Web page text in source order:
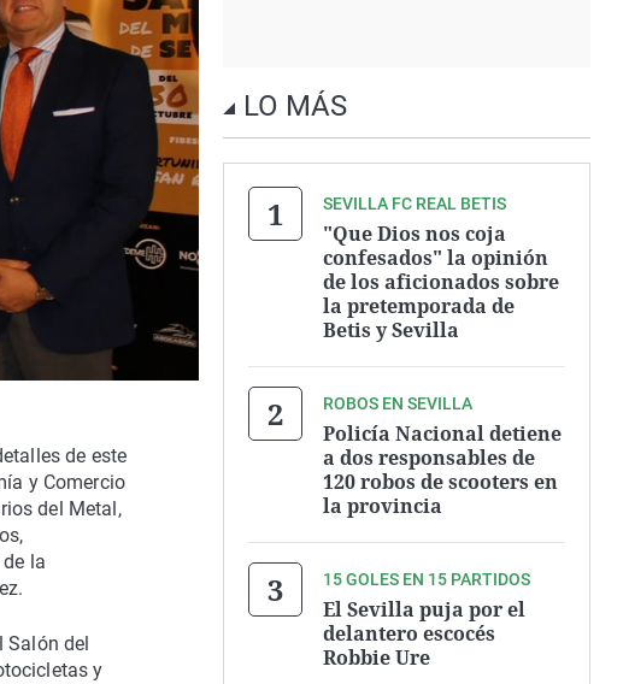
de este
y Comercio
del Metal,
la
del
y
LO MÁS
SEVILLA FC REAL BETIS
"Que Dios nos coja
confesados" la opinión
de los aficionados sobre
la pretemporada de
Betis y Sevilla
ROBOS EN SEVILLA
Policía Nacional detiene
a dos responsables de
120 robos de scooters en
la provincia
15 GOLES EN 15 PARTIDOS
El Sevilla puja por el
delantero escocés
Robbie Ure